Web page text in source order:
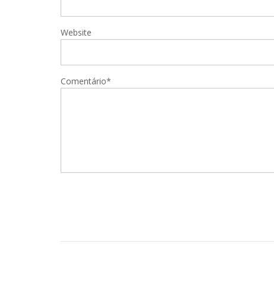
Website
Comentário*